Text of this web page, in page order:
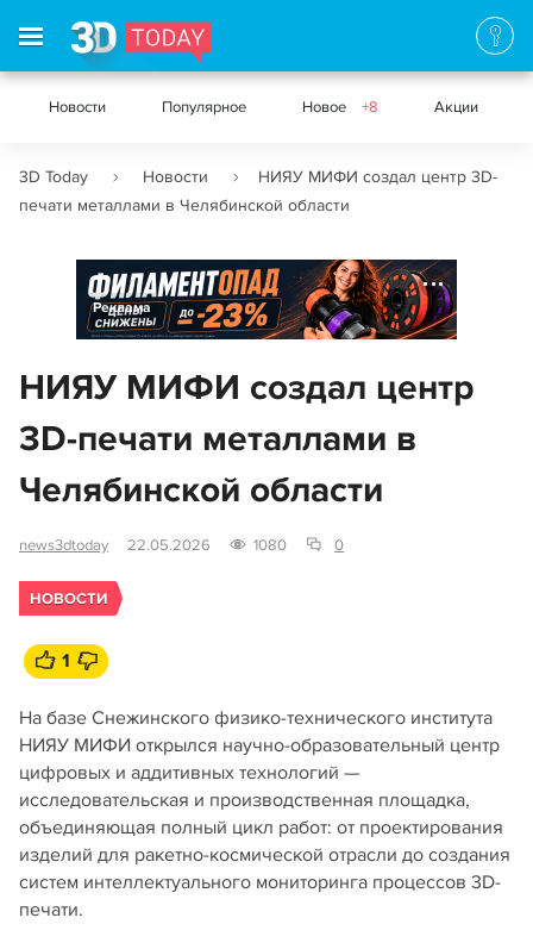
Новости Популярное Новое +8 Акции
3D Today Новости
НИЯУ МИФИ создал центр 3D-
печати металлами в Челябинской области
Реклама
НИЯУ МИФИ создал центр
3D-печати металлами в
Челябинской области
news3dtoday 22.05.2026 1080 0
НОВОСТИ
1
На базе Снежинского физико-технического института
НИЯУ МИФИ открылся научно-образовательный центр
цифровых и аддитивных технологий —
исследовательская и производственная площадка,
объединяющая полный цикл работ: от проектирования
изделий для ракетно-космической отрасли до создания
систем интеллектуального мониторинга процессов 3D-
печати.